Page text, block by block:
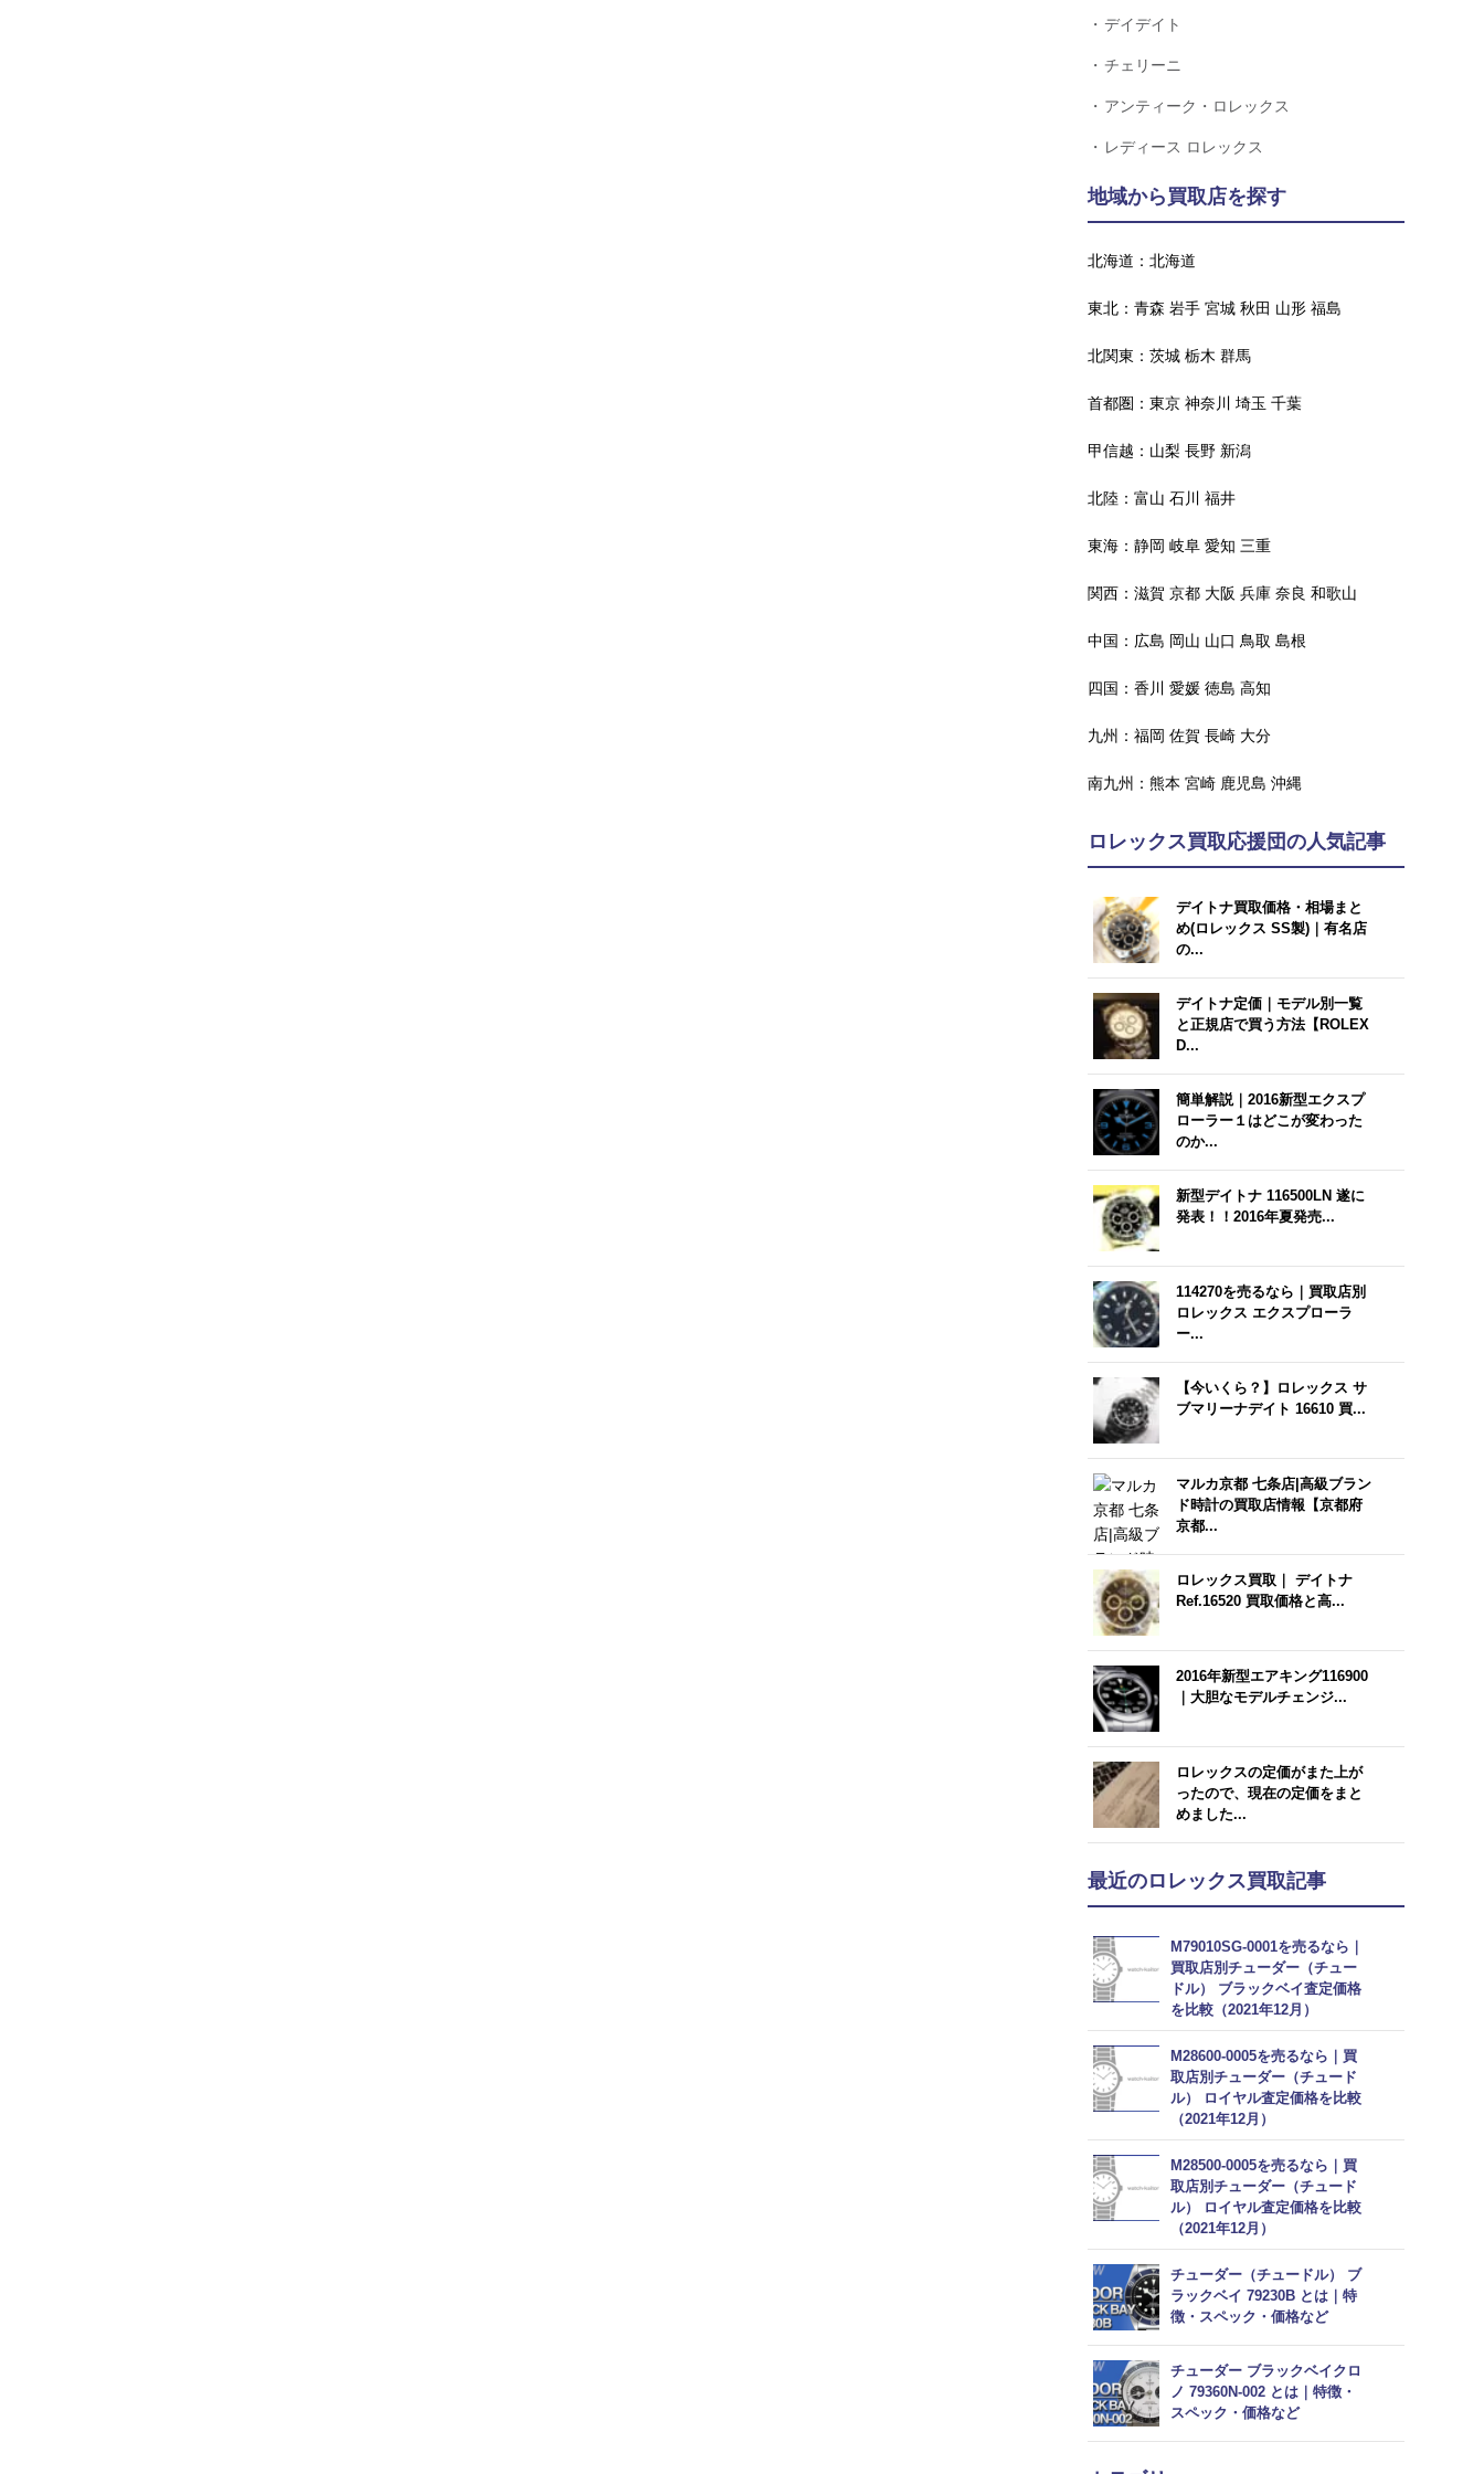
デイデイト
チェリーニ
アンティーク・ロレックス
レディース ロレックス
地域から買取店を探す
北海道： 北海道
東北： 青森 岩手 宮城 秋田 山形 福島
北関東： 茨城 栃木 群馬
首都圏： 東京 神奈川 埼玉 千葉
甲信越： 山梨 長野 新潟
北陸： 富山 石川 福井
東海： 静岡 岐阜 愛知 三重
関西： 滋賀 京都 大阪 兵庫 奈良 和歌山
中国： 広島 岡山 山口 鳥取 島根
四国： 香川 愛媛 徳島 高知
九州： 福岡 佐賀 長崎 大分
南九州： 熊本 宮崎 鹿児島 沖縄
ロレックス買取応援団の人気記事
デイトナ買取価格・相場まと
め(ロレックス SS製)｜有名店
の...
デイトナ定価｜モデル別一覧
と正規店で買う方法【ROLEX
D...
簡単解説｜2016新型エクスプ
ローラー１はどこが変わった
のか...
新型デイトナ 116500LN 遂に
発表！！2016年夏発売...
114270を売るなら｜買取店別
ロレックス エクスプローラ
ー...
【今いくら？】ロレックス サ
ブマリーナデイト 16610 買...
マルカ京都 七条店|高級ブラン
ド時計の買取店情報【京都府
京都...
ロレックス買取｜ デイトナ
Ref.16520 買取価格と高...
2016年新型エアキング116900
｜大胆なモデルチェンジ...
ロレックスの定価がまた上が
ったので、現在の定価をまと
めました...
最近のロレックス買取記事
M79010SG-0001を売るなら｜
買取店別チューダー（チュー
ドル） ブラックベイ査定価格
を比較（2021年12月）
M28600-0005を売るなら｜買
取店別チューダー（チュード
ル） ロイヤル査定価格を比較
（2021年12月）
M28500-0005を売るなら｜買
取店別チューダー（チュード
ル） ロイヤル査定価格を比較
（2021年12月）
チューダー（チュードル） ブ
ラックベイ 79230B とは｜特
徴・スペック・価格など
チューダー ブラックベイクロ
ノ 79360N-002 とは｜特徴・
スペック・価格など